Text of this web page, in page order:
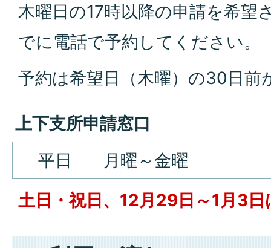
木曜日の17時以降の申請を希望
でに電話で予約してください。
予約は希望日（木曜）の30日前
上下支所申請窓口
平日
月曜～金曜
土日・祝日、12月29日～1月3日